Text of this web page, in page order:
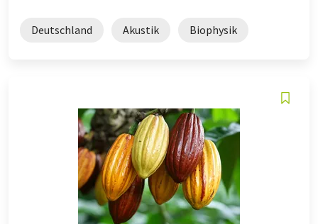
Deutschland Akustik Biophysik